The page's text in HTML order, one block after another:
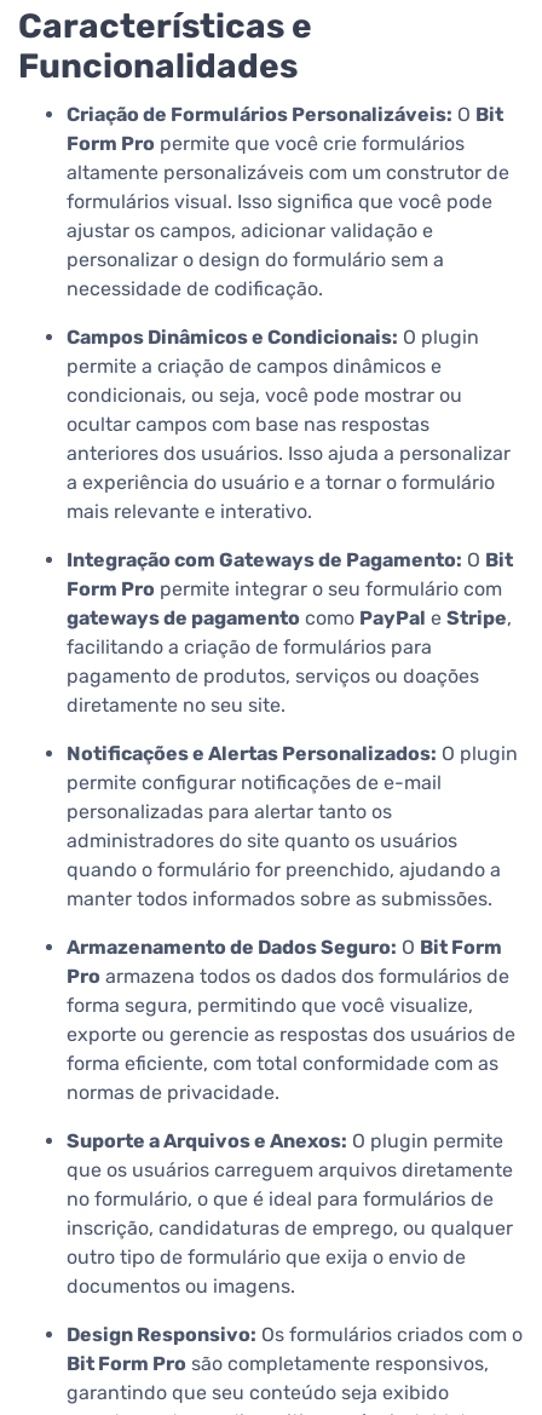
Características e
Funcionalidades
Criação de Formulários Personalizáveis: O Bit
Form Pro permite que você crie formulários
altamente personalizáveis com um construtor de
formulários visual. Isso significa que você pode
ajustar os campos, adicionar validação e
personalizar o design do formulário sem a
necessidade de codificação.
Campos Dinâmicos e Condicionais: O plugin
permite a criação de campos dinâmicos e
condicionais, ou seja, você pode mostrar ou
ocultar campos com base nas respostas
anteriores dos usuários. Isso ajuda a personalizar
a experiência do usuário e a tornar o formulário
mais relevante e interativo.
Integração com Gateways de Pagamento: O Bit
Form Pro permite integrar o seu formulário com
gateways de pagamento como PayPal e Stripe,
facilitando a criação de formulários para
pagamento de produtos, serviços ou doações
diretamente no seu site.
Notificações e Alertas Personalizados: O plugin
permite configurar notificações de e-mail
personalizadas para alertar tanto os
administradores do site quanto os usuários
quando o formulário for preenchido, ajudando a
manter todos informados sobre as submissões.
Armazenamento de Dados Seguro: O Bit Form
Pro armazena todos os dados dos formulários de
forma segura, permitindo que você visualize,
exporte ou gerencie as respostas dos usuários de
forma eficiente, com total conformidade com as
normas de privacidade.
Suporte a Arquivos e Anexos: O plugin permite
que os usuários carreguem arquivos diretamente
no formulário, o que é ideal para formulários de
inscrição, candidaturas de emprego, ou qualquer
outro tipo de formulário que exija o envio de
documentos ou imagens.
Design Responsivo: Os formulários criados com o
Bit Form Pro são completamente responsivos,
garantindo que seu conteúdo seja exibido